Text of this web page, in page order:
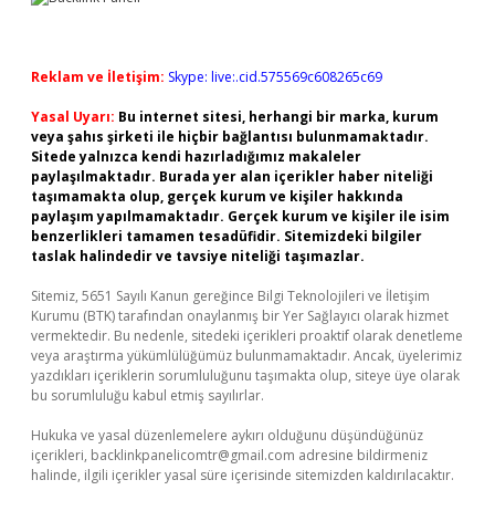
Reklam ve İletişim: Skype: live:.cid.575569c608265c69
Yasal Uyarı: Bu internet sitesi, herhangi bir marka, kurum
veya şahıs şirketi ile hiçbir bağlantısı bulunmamaktadır.
Sitede yalnızca kendi hazırladığımız makaleler
paylaşılmaktadır. Burada yer alan içerikler haber niteliği
taşımamakta olup, gerçek kurum ve kişiler hakkında
paylaşım yapılmamaktadır. Gerçek kurum ve kişiler ile isim
benzerlikleri tamamen tesadüfidir. Sitemizdeki bilgiler
taslak halindedir ve tavsiye niteliği taşımazlar.
Sitemiz, 5651 Sayılı Kanun gereğince Bilgi Teknolojileri ve İletişim
Kurumu (BTK) tarafından onaylanmış bir Yer Sağlayıcı olarak hizmet
vermektedir. Bu nedenle, sitedeki içerikleri proaktif olarak denetleme
veya araştırma yükümlülüğümüz bulunmamaktadır. Ancak, üyelerimiz
yazdıkları içeriklerin sorumluluğunu taşımakta olup, siteye üye olarak
bu sorumluluğu kabul etmiş sayılırlar.
Hukuka ve yasal düzenlemelere aykırı olduğunu düşündüğünüz
içerikleri, backlinkpanelicomtr@gmail.com adresine bildirmeniz
halinde, ilgili içerikler yasal süre içerisinde sitemizden kaldırılacaktır.